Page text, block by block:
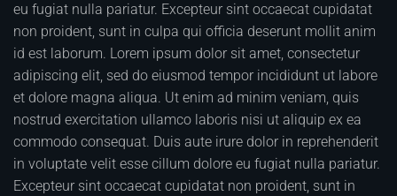
eu fugiat nulla pariatur. Excepteur sint occaecat cupidatat
non proident, sunt in culpa qui officia deserunt mollit anim
id est laborum. Lorem ipsum dolor sit amet, consectetur
adipiscing elit, sed do eiusmod tempor incididunt ut labore
et dolore magna aliqua. Ut enim ad minim veniam, quis
nostrud exercitation ullamco laboris nisi ut aliquip ex ea
commodo consequat. Duis aute irure dolor in reprehenderit
in voluptate velit esse cillum dolore eu fugiat nulla pariatur.
Excepteur sint occaecat cupidatat non proident, sunt in